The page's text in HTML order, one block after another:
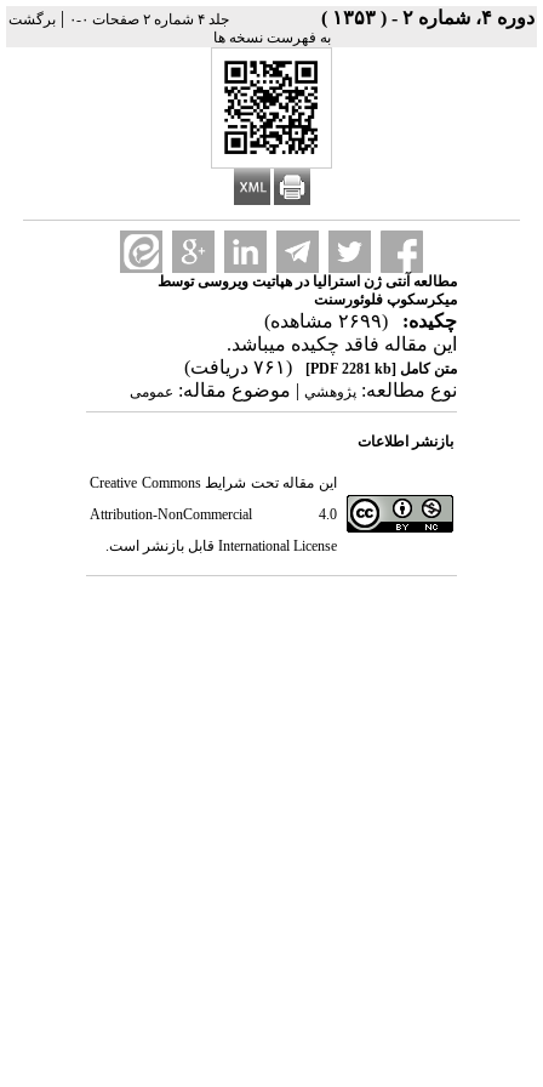
دوره ۴، شماره ۲ - ( ۱۳۵۳ ) جلد ۴ شماره ۲ صفحات ۰-۰ | برگشت
به فهرست نسخه ها
مطالعه آنتی ژن استرالیا در هپاتیت ویروسی توسط
میکرسکوپ فلوئورسنت
چکیده:
(۲۶۹۹ مشاهده)
این مقاله فاقد چکیده می​باشد.
متن کامل[PDF 2281 kb]
(۷۶۱ دریافت)
نوع مطالعه: پژوهشي| موضوع مقاله: عمومى
بازنشر اطلاعات
این مقاله تحت شرایطCreative Commons
Attribution-NonCommercial 4.0
International License قابل بازنشر است.